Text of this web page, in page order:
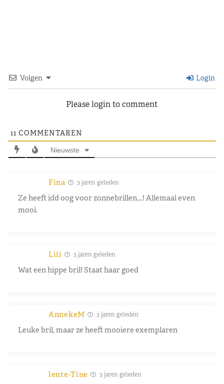
Volgen Login
Please login to comment
11 COMMENTAREN
Nieuwste
Fina 3 jaren geleden
Ze heeft idd oog voor zonnebrillen….! Allemaal even
mooi.
Lili 3 jaren geleden
Wat een hippe bril! Staat haar goed
AnnekeM 3 jaren geleden
Leuke bril, maar ze heeft mooiere exemplaren
lente-Tine 3 jaren geleden